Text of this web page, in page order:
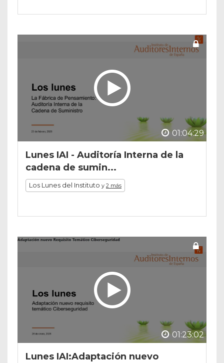
01:04:29
Lunes IAI - Auditoría Interna de la
cadena de sumin...
Los Lunes del Instituto y 2 más
01:23:02
Lunes IAI:Adaptación nuevo